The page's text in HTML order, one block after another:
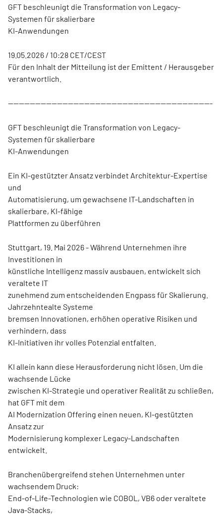
GFT beschleunigt die Transformation von Legacy-
Systemen für skalierbare
KI-Anwendungen
19.05.2026 / 10:28 CET/CEST
Für den Inhalt der Mitteilung ist der Emittent / Herausgeber
verantwortlich.
---------------------------------------------------------------------------
GFT beschleunigt die Transformation von Legacy-
Systemen für skalierbare
KI-Anwendungen
Ein KI-gestützter Ansatz verbindet Architektur-Expertise
und
Automatisierung, um gewachsene IT-Landschaften in
skalierbare, KI-fähige
Plattformen zu überführen
Stuttgart, 19. Mai 2026 - Während Unternehmen ihre
Investitionen in
künstliche Intelligenz massiv ausbauen, entwickelt sich
veraltete IT
zunehmend zum entscheidenden Engpass für Skalierung.
Jahrzehntealte Systeme
bremsen Innovationen, erhöhen operative Risiken und
verhindern, dass
KI-Initiativen ihr volles Potenzial entfalten.
KI allein kann diese Herausforderung nicht lösen. Um die
wachsende Lücke
zwischen KI-Strategie und operativer Realität zu schließen,
hat GFT mit dem
AI Modernization Offering einen neuen, KI-gestützten
Ansatz zur
Modernisierung komplexer Legacy-Landschaften
entwickelt.
Branchenübergreifend stehen Unternehmen unter
wachsendem Druck:
End-of-Life-Technologien wie COBOL, VB6 oder veraltete
Java-Stacks,